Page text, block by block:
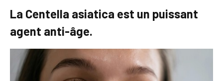
La Centella asiatica est un puissant
agent anti-âge.